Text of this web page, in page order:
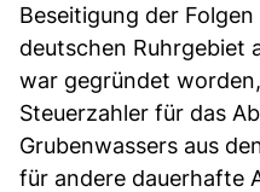
Beseitigung der
deutschen Ruhrgebiet
war gegründet
Steuerzahler für das
Grubenwassers aus
für andere dauerhafte